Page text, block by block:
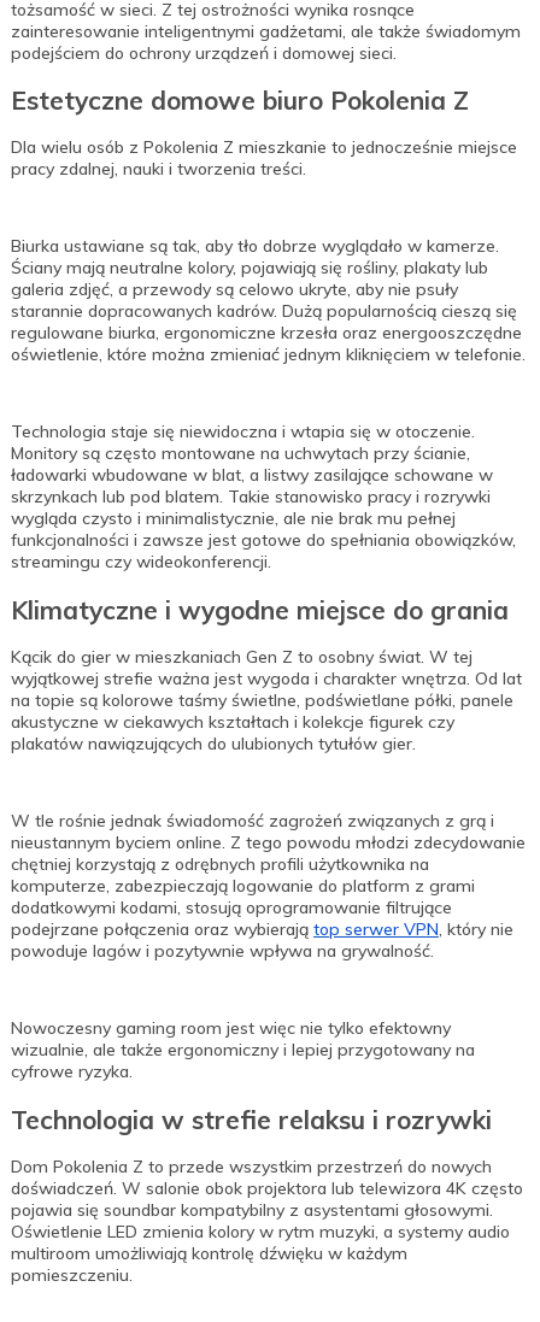
tożsamość w sieci. Z tej ostrożności wynika rosnące
zainteresowanie inteligentnymi gadżetami, ale także świadomym
podejściem do ochrony urządzeń i domowej sieci.
Estetyczne domowe biuro Pokolenia Z
Dla wielu osób z Pokolenia Z mieszkanie to jednocześnie miejsce
pracy zdalnej, nauki i tworzenia treści.
Biurka ustawiane są tak, aby tło dobrze wyglądało w kamerze.
Ściany mają neutralne kolory, pojawiają się rośliny, plakaty lub
galeria zdjęć, a przewody są celowo ukryte, aby nie psuły
starannie dopracowanych kadrów. Dużą popularnością cieszą się
regulowane biurka, ergonomiczne krzesła oraz energooszczędne
oświetlenie, które można zmieniać jednym kliknięciem w telefonie.
Technologia staje się niewidoczna i wtapia się w otoczenie.
Monitory są często montowane na uchwytach przy ścianie,
ładowarki wbudowane w blat, a listwy zasilające schowane w
skrzynkach lub pod blatem. Takie stanowisko pracy i rozrywki
wygląda czysto i minimalistycznie, ale nie brak mu pełnej
funkcjonalności i zawsze jest gotowe do spełniania obowiązków,
streamingu czy wideokonferencji.
Klimatyczne i wygodne miejsce do grania
Kącik do gier w mieszkaniach Gen Z to osobny świat. W tej
wyjątkowej strefie ważna jest wygoda i charakter wnętrza. Od lat
na topie są kolorowe taśmy świetlne, podświetlane półki, panele
akustyczne w ciekawych kształtach i kolekcje figurek czy
plakatów nawiązujących do ulubionych tytułów gier.
W tle rośnie jednak świadomość zagrożeń związanych z grą i
nieustannym byciem online. Z tego powodu młodzi zdecydowanie
chętniej korzystają z odrębnych profili użytkownika na
komputerze, zabezpieczają logowanie do platform z grami
dodatkowymi kodami, stosują oprogramowanie filtrujące
podejrzane połączenia oraz wybierają top serwer VPN, który nie
powoduje lagów i pozytywnie wpływa na grywalność.
Nowoczesny gaming room jest więc nie tylko efektowny
wizualnie, ale także ergonomiczny i lepiej przygotowany na
cyfrowe ryzyka.
Technologia w strefie relaksu i rozrywki
Dom Pokolenia Z to przede wszystkim przestrzeń do nowych
doświadczeń. W salonie obok projektora lub telewizora 4K często
pojawia się soundbar kompatybilny z asystentami głosowymi.
Oświetlenie LED zmienia kolory w rytm muzyki, a systemy audio
multiroom umożliwiają kontrolę dźwięku w każdym
pomieszczeniu.